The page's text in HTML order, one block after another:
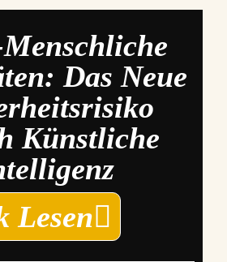
Das Neue
Künstliche
Lesen